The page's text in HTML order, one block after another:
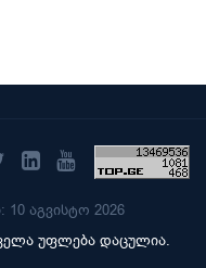
10 აგვისტო 2026
უფლება დაცულია.